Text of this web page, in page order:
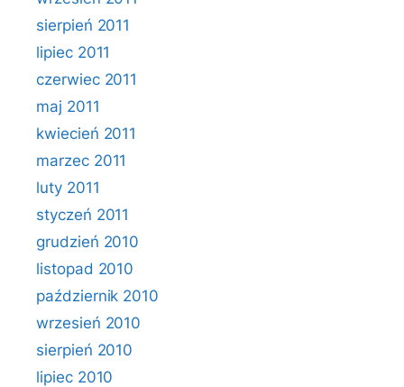
sierpień 2011
lipiec 2011
czerwiec 2011
maj 2011
kwiecień 2011
marzec 2011
luty 2011
styczeń 2011
grudzień 2010
listopad 2010
październik 2010
wrzesień 2010
sierpień 2010
lipiec 2010